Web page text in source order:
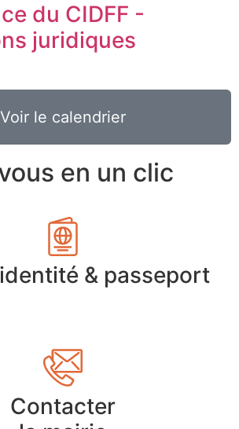
du CIDFF -
juridiques
Voir le calendrier
en un clic
& passeport
Contacter